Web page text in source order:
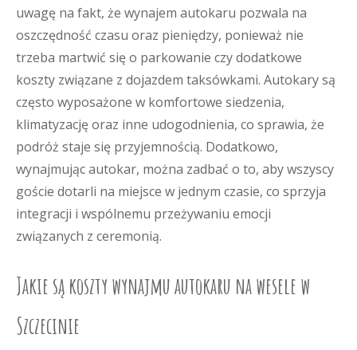
uwagę na fakt, że wynajem autokaru pozwala na
oszczędność czasu oraz pieniędzy, ponieważ nie
trzeba martwić się o parkowanie czy dodatkowe
koszty związane z dojazdem taksówkami. Autokary są
często wyposażone w komfortowe siedzenia,
klimatyzację oraz inne udogodnienia, co sprawia, że
podróż staje się przyjemnością. Dodatkowo,
wynajmując autokar, można zadbać o to, aby wszyscy
goście dotarli na miejsce w jednym czasie, co sprzyja
integracji i wspólnemu przeżywaniu emocji
związanych z ceremonią.
Jakie są koszty wynajmu autokaru na wesele w
Szczecinie